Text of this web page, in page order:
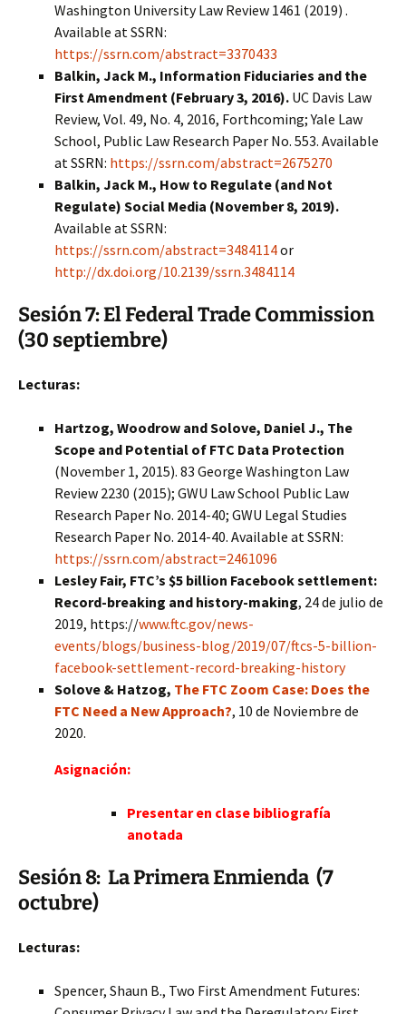
Washington University Law Review 1461 (2019) .
Available at SSRN:
https://ssrn.com/abstract=3370433
Balkin, Jack M., Information Fiduciaries and the
First Amendment (February 3, 2016). UC Davis Law
Review, Vol. 49, No. 4, 2016, Forthcoming; Yale Law
School, Public Law Research Paper No. 553. Available
at SSRN: https://ssrn.com/abstract=2675270
Balkin, Jack M., How to Regulate (and Not
Regulate) Social Media (November 8, 2019).
Available at SSRN:
https://ssrn.com/abstract=3484114or
http://dx.doi.org/10.2139/ssrn.3484114
Sesión 7: El Federal Trade Commission
(30 septiembre)
Lecturas:
Hartzog, Woodrow and Solove, Daniel J., The
Scope and Potential of FTC Data Protection
(November 1, 2015). 83 George Washington Law
Review 2230 (2015); GWU Law School Public Law
Research Paper No. 2014-40; GWU Legal Studies
Research Paper No. 2014-40. Available at SSRN:
https://ssrn.com/abstract=2461096
Lesley Fair, FTC’s $5 billion Facebook settlement:
Record-breaking and history-making, 24 de julio de
2019, https://www.ftc.gov/news-
events/blogs/business-blog/2019/07/ftcs-5-billion-
facebook-settlement-record-breaking-history
Solove & Hatzog, The FTC Zoom Case: Does the
FTC Need a New Approach?, 10 de Noviembre de
2020.
Asignación:
Presentar en clase bibliografía
anotada
Sesión 8: La Primera Enmienda (7
octubre)
Lecturas:
Spencer, Shaun B., Two First Amendment Futures: